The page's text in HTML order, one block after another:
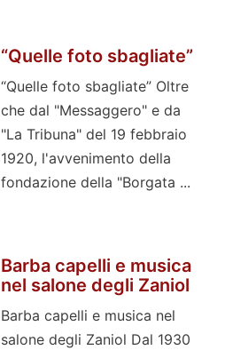
“Quelle foto sbagliate”
“Quelle foto sbagliate” Oltre
che dal "Messaggero" e da
"La Tribuna" del 19 febbraio
1920, l'avvenimento della
fondazione della "Borgata ...
Barba capelli e musica
nel salone degli Zaniol
Barba capelli e musica nel
salone degli Zaniol Dal 1930